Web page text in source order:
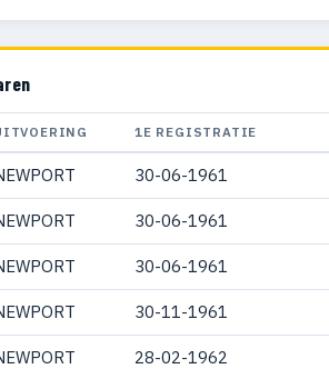
1E REGISTRATIE
30-06-1961
30-06-1961
30-06-1961
30-11-1961
28-02-1962